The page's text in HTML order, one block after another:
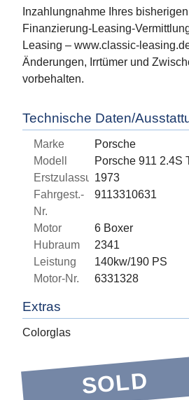
Inzahlungnahme Ihres
Finanzierung-Leasing-
Leasing – www.classic-
Änderungen, Irrtümer und
vorbehalten.
Technische Daten/
Marke
Porsche
Modell
Porsche 911 2.4S
Erstzulassung1973
Fahrgest.-
Nr.
9113310631
Motor
6 Boxer
Hubraum
2341
Leistung
140kw/190 PS
Motor-Nr.
6331328
Extras
Colorglas
SOLD